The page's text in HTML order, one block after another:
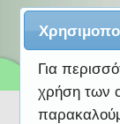
Για
χρήση των